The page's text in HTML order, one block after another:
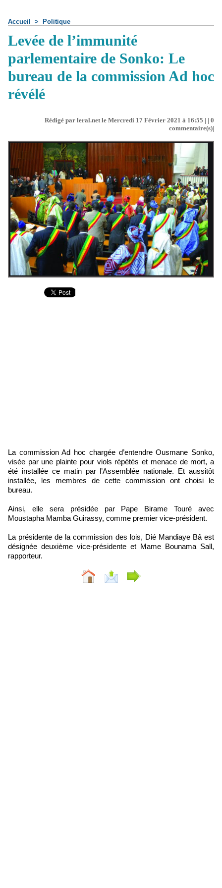
Accueil > Politique
Levée de l’immunité
parlementaire de Sonko: Le
bureau de la commission Ad hoc
révélé
Rédigé par leral.net le Mercredi 17 Février 2021 à 16:55 | | 0
commentaire(s)|
La commission Ad hoc chargée d’entendre Ousmane Sonko,
visée par une plainte pour viols répétés et menace de mort, a
été installée ce matin par l’Assemblée nationale. Et aussitôt
installée, les membres de cette commission ont choisi le
bureau.
Ainsi, elle sera présidée par Pape Birame Touré avec
Moustapha Mamba Guirassy, comme premier vice-président.
La présidente de la commission des lois, Dié Mandiaye Bâ est
désignée deuxième vice-présidente et Mame Bounama Sall,
rapporteur.